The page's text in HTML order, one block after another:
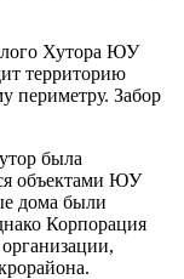
Хутора ЮУ
территорию
периметру. Забор
была
объектами ЮУ
дома были
Корпорация